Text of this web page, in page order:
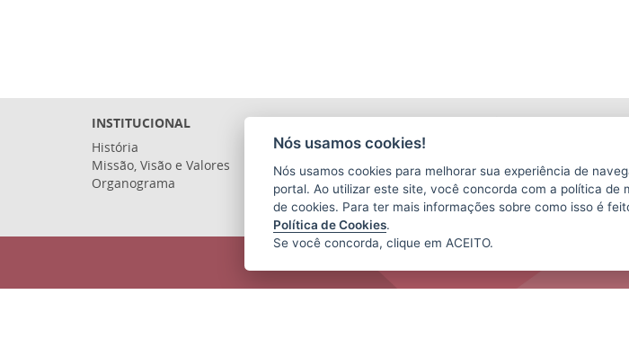
INSTITUCIONAL
História
Missão, Visão e Valores
Organograma
Nós usamos cookies!
Nós usamos cookies para melhorar sua experiência de
portal. Ao utilizar este site, você concorda com a política de
de cookies. Para ter mais informações sobre como isso é
Política de Cookies.
Se você concorda, clique em ACEITO.